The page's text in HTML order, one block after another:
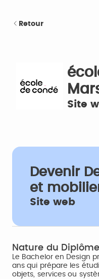
Retour
Site
Devenir
et
Site web
Nature du
Le Bachelor en Design
ans qui prépare les
objets, services ou